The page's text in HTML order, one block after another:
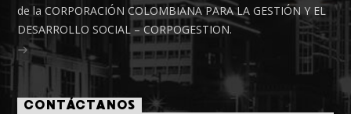
de la CORPORACIÓN COLOMBIANA PARA LA GESTIÓN Y EL
DESARROLLO SOCIAL – CORPOGESTION.
CONTÁCTANOS